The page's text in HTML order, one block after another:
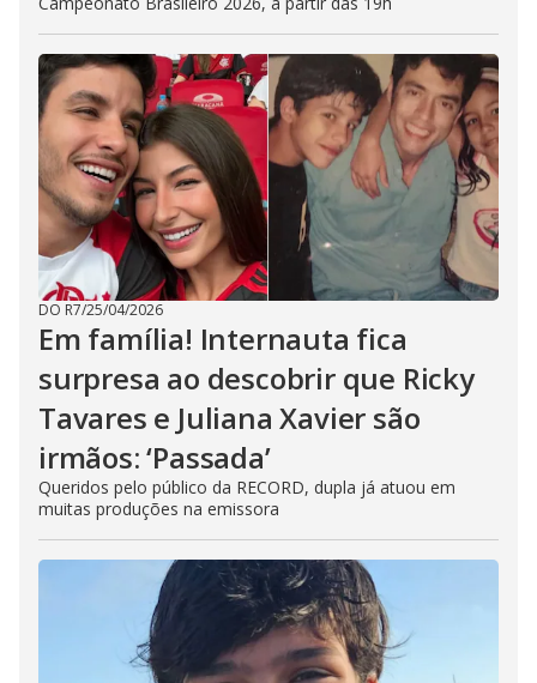
DO R7/25/04/2026
Em família! Internauta fica
surpresa ao descobrir que Ricky
Tavares e Juliana Xavier são
irmãos: ‘Passada’
Queridos pelo público da RECORD, dupla já atuou em
muitas produções na emissora